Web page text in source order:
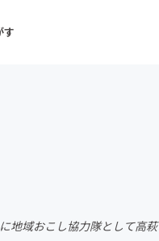
す
食店地域おこし協力隊として高